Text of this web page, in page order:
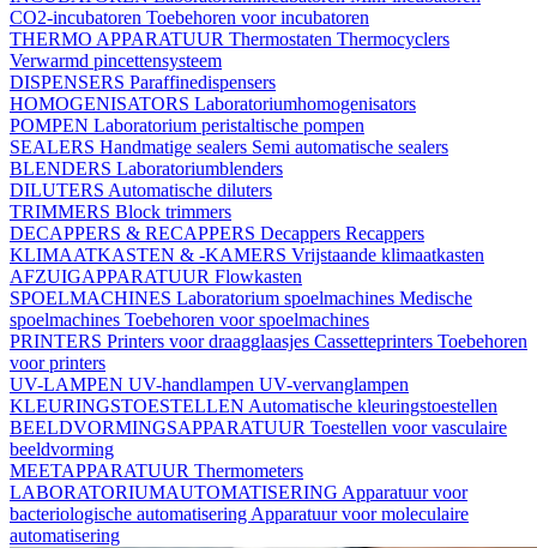
CO2-incubatoren Toebehoren voor incubatoren
THERMO APPARATUUR Thermostaten Thermocyclers
Verwarmd pincettensysteem
DISPENSERS Paraffinedispensers
HOMOGENISATORS Laboratoriumhomogenisators
POMPEN Laboratorium peristaltische pompen
SEALERS Handmatige sealers Semi automatische sealers
BLENDERS Laboratoriumblenders
DILUTERS Automatische diluters
TRIMMERS Block trimmers
DECAPPERS & RECAPPERS Decappers Recappers
KLIMAATKASTEN & -KAMERS Vrijstaande klimaatkasten
AFZUIGAPPARATUUR Flowkasten
SPOELMACHINES Laboratorium spoelmachines Medische
spoelmachines Toebehoren voor spoelmachines
PRINTERS Printers voor draagglaasjes Cassetteprinters Toebehoren
voor printers
UV-LAMPEN UV-handlampen UV-vervanglampen
KLEURINGSTOESTELLEN Automatische kleuringstoestellen
BEELDVORMINGSAPPARATUUR Toestellen voor vasculaire
beeldvorming
MEETAPPARATUUR Thermometers
LABORATORIUMAUTOMATISERING Apparatuur voor
bacteriologische automatisering Apparatuur voor moleculaire
automatisering